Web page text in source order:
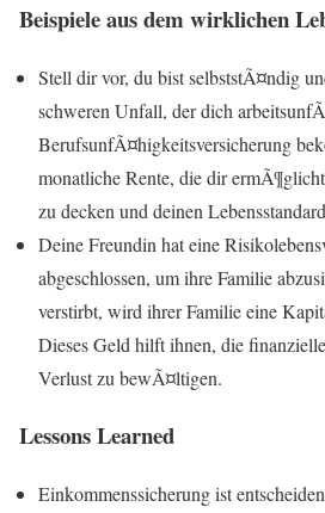
Beispiele aus dem wirklichen
Stell dir vor, du bist selbststÃ¤ndig
schweren Unfall, der dich
BerufsunfÃ¤higkeitsversicherung
monatliche Rente, die dir
zu decken und deinen
Deine Freundin hat eine
abgeschlossen, um ihre Familie
verstirbt, wird ihrer Familie eine
Dieses Geld hilft ihnen, die
Verlust zu bewÃ¤ltigen.
Lessons Learned
Einkommenssicherung ist